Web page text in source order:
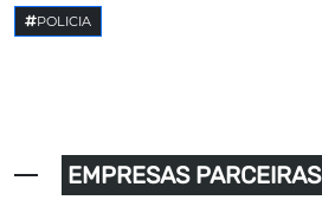
POLICIA
EMPRESAS PARCEIRAS